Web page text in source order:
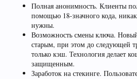
Полная анонимность. Клиенты
помощью 18-значного кода,
нужны.
Возможность смены ключа.
старым, при этом до следующей
только кэш. Технология делает
защищенным.
Заработок на стекинге.